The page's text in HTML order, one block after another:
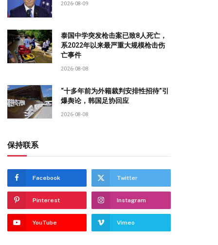
2026-08-09
泰国中学突发枪击案已致8人死亡，
系2022年以来最严重大规模枪击伤
亡事件
2026-08-08
“十多年前为外籍裁判安排性招待”引
爆舆论，韩国足协回应
2026-08-08
保持联系
Facebook Twitter
Pinterest Instagram
YouTube Vimeo